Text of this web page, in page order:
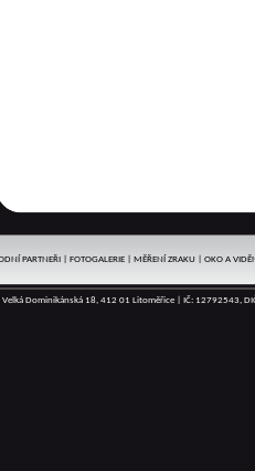
PARTNEŘI FOTOGALERIE MĚŘENÍ ZRAKU
OKO A
Velká Dominikánská 18, 412 01 Litoměřice | IČ: 12792543,